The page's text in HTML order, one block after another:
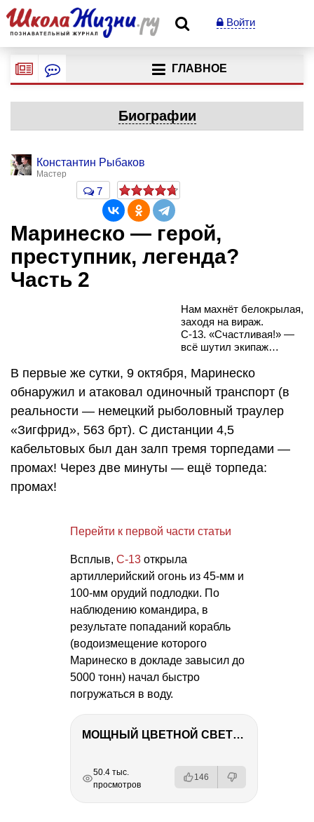
Войти
ГЛАВНОЕ
Биографии
Константин Рыбаков
Мастер
7
Маринеско — герой,
преступник, легенда?
Часть 2
Нам махнёт белокрылая,
заходя на вираж.
С-13. «Счастливая!» —
всё шутил экипаж…
В первые же сутки, 9 октября, Маринеско
обнаружил и атаковал одиночный транспорт (в
реальности — немецкий рыболовный траулер
«Зигфрид», 563 брт). С дистанции 4,5
кабельтовых был дан залп тремя торпедами —
промах! Через две минуты — ещё торпеда:
промах!
Перейти к первой части статьи
Всплыв, С-13 открыла
артиллерийский огонь из 45-мм и
100-мм орудий подлодки. По
наблюдению командира, в
результате попаданий корабль
(водоизмещение которого
Маринеско в докладе завысил до
5000 тонн) начал быстро
погружаться в воду.
МОЩНЫЙ ЦВЕТНОЙ СВЕТ – NANLITE FC-500C
РЕКЛАМА
РЕКЛАМА
РЕКЛАМА
РЕКЛАМА
50.4 тыс.
просмотров
146